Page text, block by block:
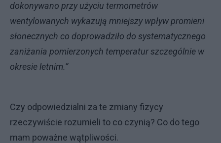
dokonywano przy użyciu termometrów
wentylowanych wykazują mniejszy wpływ promieni
słonecznych co doprowadziło do systematycznego
zaniżania pomierzonych temperatur szczególnie w
okresie letnim.”
Czy odpowiedzialni za te zmiany fizycy
rzeczywiście rozumieli to co czynią? Co do tego
mam poważne wątpliwości.